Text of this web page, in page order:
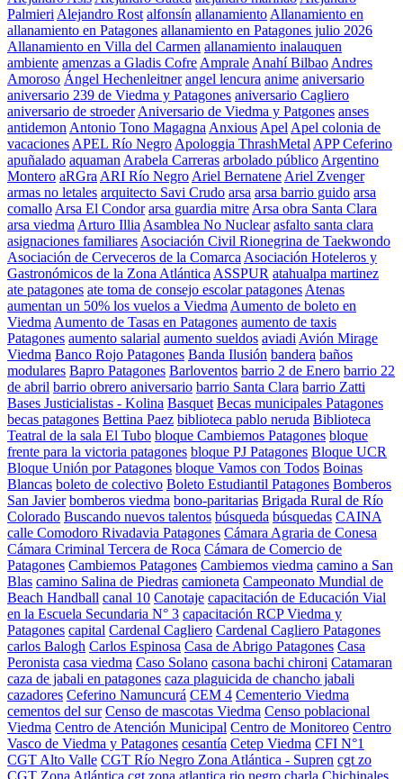
Palmieri Alejandro Rost alfonsín allanamiento Allanamiento en
allanamiento en Patagones allanamiento en Patagones julio 2026
Allanamiento en Villa del Carmen allanamiento inalauquen
ambiente amenzas a Gladis Cofre Amprale Anahí Bilbao Andres
Amoroso Ángel Hechenleitner angel lencura anime aniversario
aniversario 239 de Viedma y Patagones aniversario Cagliero
aniversario de stroeder Aniversario de Viedma y Patgones anses
antidemon Antonio Tono Magagna Anxious Apel Apel colonia de
vacaciones APEL Río Negro Apologgia ThrashMetal APP Ceferino
apuñalado aquaman Arabela Carreras arbolado público Argentino
Montero aRGra ARI Río Negro Ariel Bernatene Ariel Zvenger
armas no letales arquitecto Savi Crudo arsa arsa barrio guido arsa
comallo Arsa El Condor arsa guardia mitre Arsa obra Santa Clara
arsa viedma Arturo Illia Asamblea No Nuclear asfalto santa clara
asignaciones familiares Asociación Civil Rionegrina de Taekwondo
Asociación de Cerveceros de la Comarca Asociación Hoteleros y
Gastronómicos de la Zona Atlántica ASSPUR atahualpa martinez
ate patagones ate toma de consejo escolar patagones Atenas
aumentan un 50% los vuelos a Viedma Aumento de boleto en
Viedma Aumento de Tasas en Patagones aumento de taxis
Patagones aumento salarial aumento sueldos aviadi Avión Mirage
Viedma Banco Rojo Patagones Banda Ilusión bandera baños
modulares Bapro Patagones Barloventos barrio 2 de Enero barrio 22
de abril barrio obrero aniversario barrio Santa Clara barrio Zatti
Bases Justicialistas - Kolina Basquet Becas municipales Patagones
becas patagones Bettina Paez biblioteca pablo neruda Biblioteca
Teatral de la sala El Tubo bloque Cambiemos Patagones bloque
frente para la victoria patagones bloque PJ Patagones Bloque UCR
Bloque Unión por Patagones bloque Vamos con Todos Boinas
Blancas boleto de colectivo Boleto Estudiantil Patagones Bomberos
San Javier bomberos viedma bono-paritarias Brigada Rural de Río
Colorado Buscando nuevos talentos búsqueda búsquedas CAINA
calle Comodoro Rivadavia Patagones Cámara Agraria de Conesa
Cámara Criminal Tercera de Roca Cámara de Comercio de
Patagones Cambiemos Patagones Cambiemos viedma camino a San
Blas camino Salina de Piedras camioneta Campeonato Mundial de
Beach Handball canal 10 Canotaje capacitación de Educación Vial
en la Escuela Secundaria N° 3 capacitación RCP Viedma y
Patagones capital Cardenal Cagliero Cardenal Cagliero Patagones
carlos Balogh Carlos Espinosa Casa de Abrigo Patagones Casa
Peronista casa viedma Caso Solano casona bachi chironi Catamaran
caza de jabali en patagones caza plaguicida de chancho jabali
cazadores Ceferino Namuncurá CEM 4 Cementerio Viedma
cementos del sur Censo de mascotas Viedma Censo poblacional
Viedma Centro de Atención Municipal Centro de Monitoreo Centro
Vasco de Viedma y Patagones cesantía Cetep Viedma CFI N°1
CGT Alto Valle CGT Río Negro Zona Atlántica - Supren cgt zo
CGT Zona Atlántica cgt zona atlantica rio negro charla Chichinales